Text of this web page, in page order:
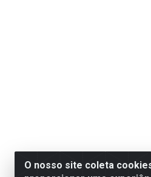
O nosso site coleta